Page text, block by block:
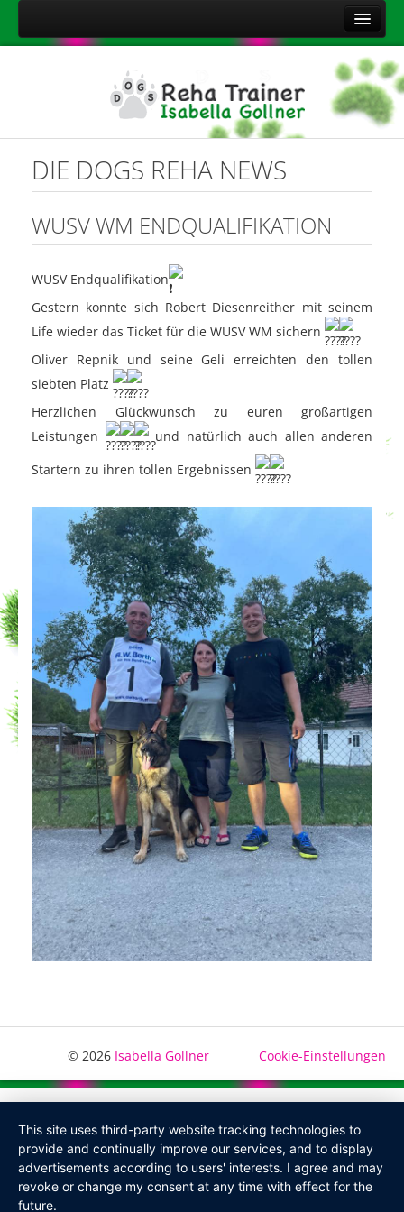
Kontakt
Impressum
Datenschutzerklärung
Onlineshop Nahrungsergänzungsmittel
DIE DOGS REHA NEWS
WUSV WM ENDQUALIFIKATION
WUSV Endqualifikation
Gestern konnte sich Robert Diesenreither mit seinem
Life wieder das Ticket für die WUSV WM sichern
Oliver Repnik und seine Geli erreichten den tollen
siebten Platz
Herzlichen Glückwunsch zu euren großartigen
Leistungen
und natürlich auch allen anderen
Startern zu ihren tollen Ergebnissen
© 2026 Isabella Gollner Cookie-Einstellungen
This site uses third-party website tracking technologies to
provide and continually improve our services, and to display
advertisements according to users' interests. I agree and may
revoke or change my consent at any time with effect for the
future.